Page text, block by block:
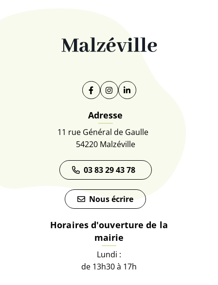
Facebook
(ouverture dans un nouvel onglet)
Instagram
(ouverture dans un nouvel
Linkedin
(ouverture dans un
Adresse
11 rue Général de Gaulle
54220 Malzéville
03 83 29 43 78
Nous écrire
Horaires d'ouverture de la
mairie
Lundi :
de 13h30 à 17h